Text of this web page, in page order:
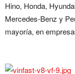
Hino, Honda,
Mercedes-Benz y
mayoría, en